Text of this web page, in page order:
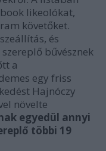
likeolókat,
követőket.
és
bűvésznek
a
egy friss
Hajnóczy
növelte
egyedül annyi
többi 19